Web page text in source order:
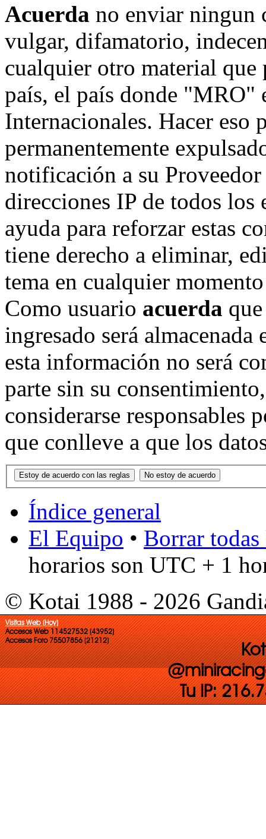
Acuerda no enviar ningun
vulgar, difamatorio,
cualquier otro material
país, el país donde "MRO"
Internacionales. Hacer eso
permanentemente
notificación a su
direcciones IP de todos los
ayuda para reforzar estas
tiene derecho a eliminar,
tema en cualquier
Como usuario acuerda
ingresado será almacenada
esta información no será
parte sin su
considerarse responsables
que conlleve a que los
Índice general
El Equipo • Borrar
horarios son UTC + 1
© Kotai 1988 - 2026
Visitas Web (Hoy)
Accesos Web 114527532 (43952)
Accesos Foro 75507856 (21212)
Tu IP: